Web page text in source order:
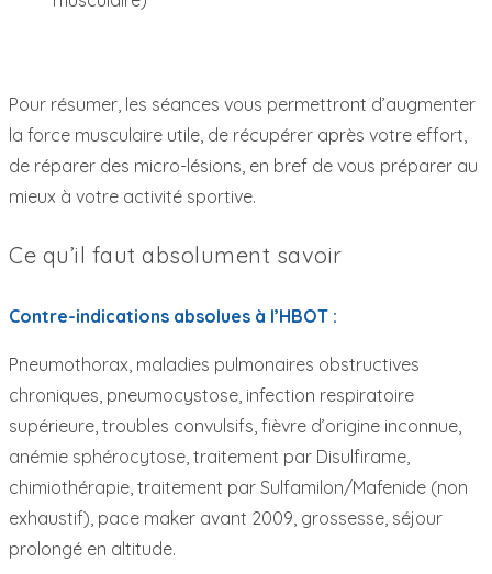
Pour résumer, les séances vous permettront d’augmenter
la force musculaire utile, de récupérer après votre effort,
de réparer des micro-lésions, en bref de vous préparer au
mieux à votre activité sportive.
Ce qu’il faut absolument savoir
Contre-indications absolues à l’HBOT :
Pneumothorax, maladies pulmonaires obstructives
chroniques, pneumocystose, infection respiratoire
supérieure, troubles convulsifs, fièvre d’origine inconnue,
anémie sphérocytose, traitement par Disulfirame,
chimiothérapie, traitement par Sulfamilon/Mafenide (non
exhaustif), pace maker avant 2009, grossesse, séjour
prolongé en altitude.